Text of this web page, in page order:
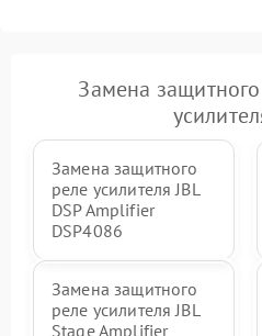
Замена
Замена защитного
реле усилителя JBL
DSP Amplifier
DSP4086
Замена защитного
реле усилителя JBL
Stage Amplifier